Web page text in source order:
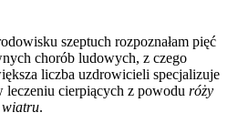
szeptuch rozpoznałam pięć
chorób ludowych, z czego
liczba uzdrowicieli specjalizuje
leczeniu cierpiących z powodu róży
wiatru.